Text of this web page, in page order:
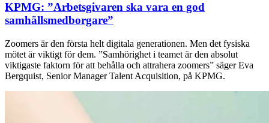
KPMG: ”Arbetsgivaren ska vara en god
samhällsmedborgare”
Zoomers är den första helt digitala generationen. Men det fysiska
mötet är viktigt för dem. ”Samhörighet i teamet är den absolut
viktigaste faktorn för att behålla och attrahera zoomers” säger Eva
Bergquist, Senior Manager Talent Acquisition, på KPMG.